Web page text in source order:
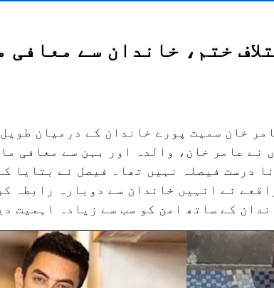
ختم، خاندان سے معافی
خان سمیت پورے خاندان کے درمیان
نے عامر خان، والدہ اور بہن سے معافی
درست فیصلہ نہیں تھا۔ فیصل نے بتایا
نے انہیں خاندان سے دوبارہ رابطہ
کے ساتھ امن کو سب سے زیادہ اہمیت